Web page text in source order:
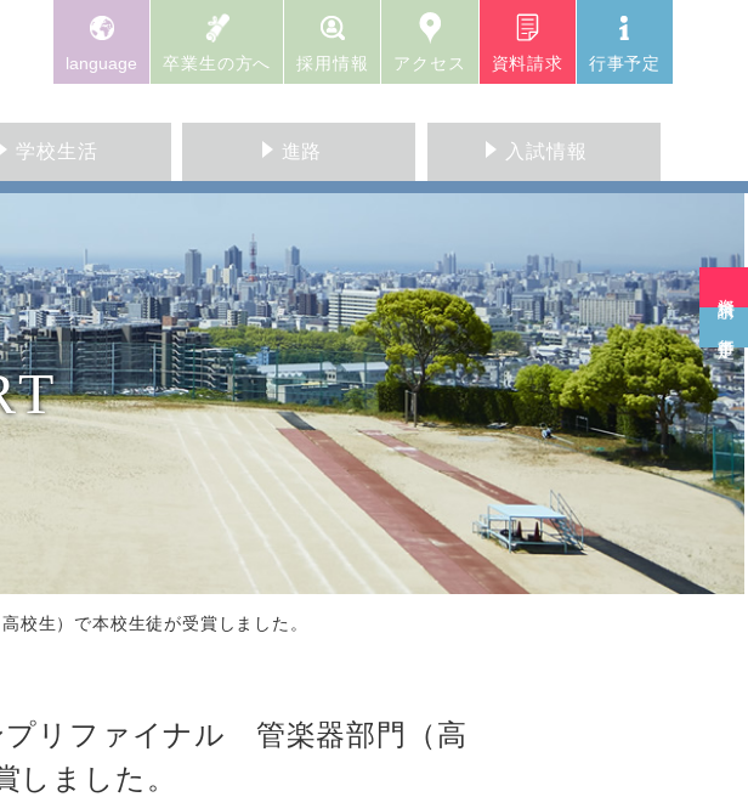
language 卒業生の方へ 採用情報 アクセス 資料請求 行事予定
学校生活 進路 入試情報
生）で本校生徒が受賞しました。
プリファイナル 管楽器部門（高
しました。